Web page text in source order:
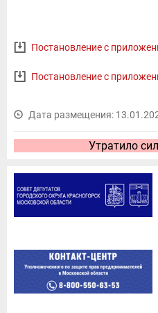
Постановление с
Постановление с
Дата размещения:
Утратило